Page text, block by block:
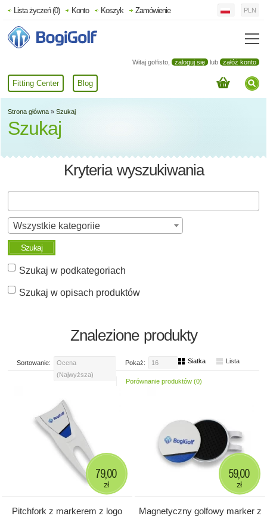
Witaj golfisto, zaloguj się lub załóż konto
Fitting Center Blog
Lista życzeń (0) Konto Koszyk Zamówienie PLN
Strona główna » Szukaj
Szukaj
Kryteria wyszukiwania
Wszystkie kategoriie
Szukaj
Szukaj w podkategoriach
Szukaj w opisach produktów
Znalezione produkty
Sortowanie:
Ocena
(Najwyższa)
Pokaż: 16 Siatka Lista
Porównanie produktów (0)
Pitchfork z markerem z logo
79,00
zł
Magnetyczny golfowy marker z
59,00
zł